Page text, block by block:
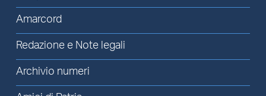
Amarcord
Redazione e Note legali
Archivio numeri